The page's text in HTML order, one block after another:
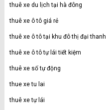
thuê xe du lịch tại hà đông
thuê xe ô tô giá rẻ
thuê xe ô tô tại khu đô thị đại thanh
thuê xe ô tô tự lái tiết kiệm
thuê xe số tự động
thue xe tu lai
thuê xe tự lái